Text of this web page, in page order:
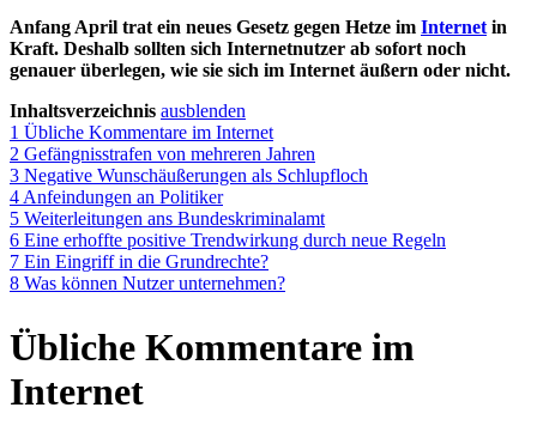
Anfang April trat ein neues Gesetz gegen Hetze im Internet in
Kraft. Deshalb sollten sich Internetnutzer ab sofort noch
genauer überlegen, wie sie sich im Internet äußern oder nicht.
Inhaltsverzeichnis ausblenden
1 Übliche Kommentare im Internet
2 Gefängnisstrafen von mehreren Jahren
3 Negative Wunschäußerungen als Schlupfloch
4 Anfeindungen an Politiker
5 Weiterleitungen ans Bundeskriminalamt
6 Eine erhoffte positive Trendwirkung durch neue Regeln
7 Ein Eingriff in die Grundrechte?
8 Was können Nutzer unternehmen?
Übliche Kommentare im
Internet